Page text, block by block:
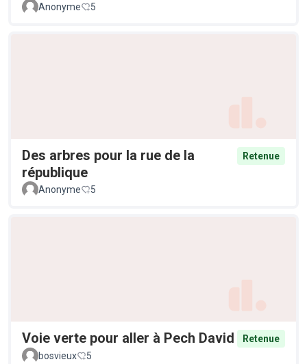
Anonyme 5
Des arbres pour la rue de la
république
Retenue
Anonyme 5
Voie verte pour aller à Pech David
Retenue
bosvieux
5